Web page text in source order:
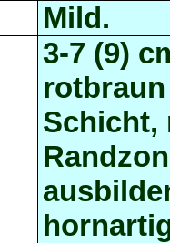
Mild.
3-7 (9)
Schicht,